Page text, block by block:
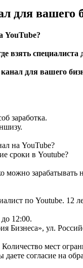
для вашего
YouTube?
взять
для вашего
заработка.
на YouTube?
сроки в Youtube?
можно
по Youtube. 12
12:00.
Бизнеса», ул.
Количество мест
согласие на